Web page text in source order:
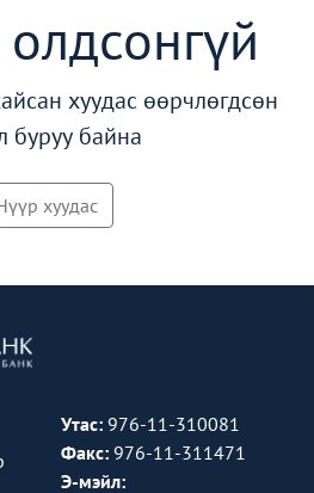
хуудас өөрчлөгдсөн
буруу байна
хуудас
Утас: 976-11-310081
Факс: 976-11-311471
Э-мэйл: